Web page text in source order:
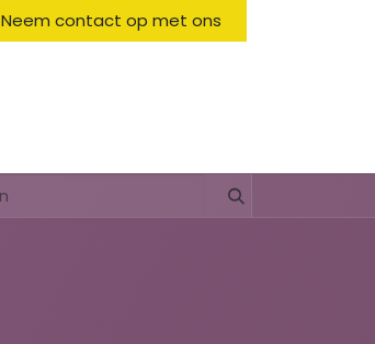
Neem contact op met ons